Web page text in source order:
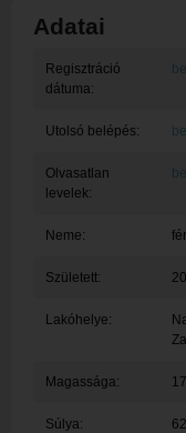
embernek tartom
Adatai
Regisztráció
dátuma:
Utolsó belépés:
Olvasatlan
levelek:
Neme:
Született:
Lakóhelye:
Magassága:
Súlya: